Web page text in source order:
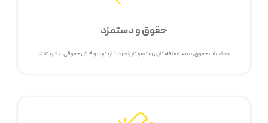
حقوق و دستمزد
محاسبات حقوق، بیمه، اضافه‌کاری و کسرکار را خودکار کرده و فیش حقوقی صادر کنید.